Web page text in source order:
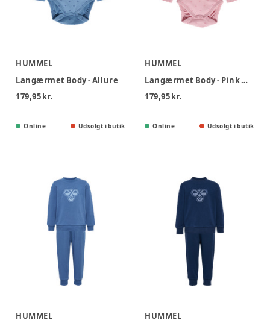
HUMMEL
Langærmet Body - Allure
179,95 kr.
Online Udsolgt i butik
HUMMEL
Langærmet Body - Pink Nectar
179,95 kr.
Online Udsolgt i butik
HUMMEL HUMMEL